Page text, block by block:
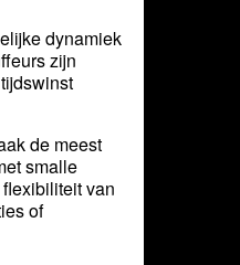
dynamiek
zijn
de meest
smalle
van
of